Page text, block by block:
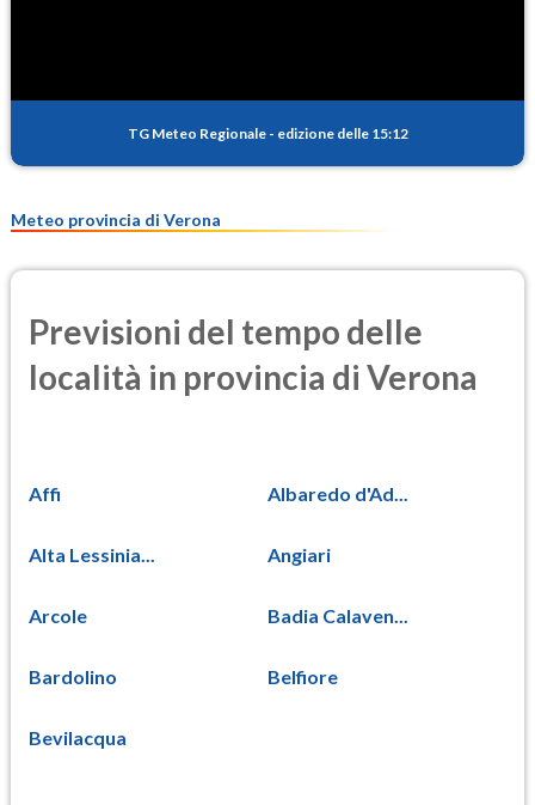
TG Meteo Regionale - edizione delle 15:12
Meteo provincia di Verona
Previsioni del tempo delle
località in provincia di Verona
Affi Albaredo d'Ad...
Alta Lessinia... Angiari
Arcole Badia Calaven...
Bardolino Belfiore
Bevilacqua